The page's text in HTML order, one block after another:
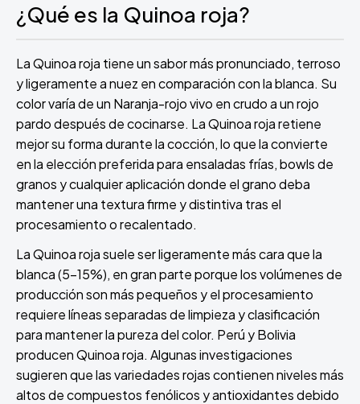
¿Qué es la Quinoa roja?
La Quinoa roja tiene un sabor más pronunciado, terroso
y ligeramente a nuez en comparación con la blanca. Su
color varía de un Naranja-rojo vivo en crudo a un rojo
pardo después de cocinarse. La Quinoa roja retiene
mejor su forma durante la cocción, lo que la convierte
en la elección preferida para ensaladas frías, bowls de
granos y cualquier aplicación donde el grano deba
mantener una textura firme y distintiva tras el
procesamiento o recalentado.
La Quinoa roja suele ser ligeramente más cara que la
blanca (5-15%), en gran parte porque los volúmenes de
producción son más pequeños y el procesamiento
requiere líneas separadas de limpieza y clasificación
para mantener la pureza del color. Perú y Bolivia
producen Quinoa roja. Algunas investigaciones
sugieren que las variedades rojas contienen niveles más
altos de compuestos fenólicos y antioxidantes debido